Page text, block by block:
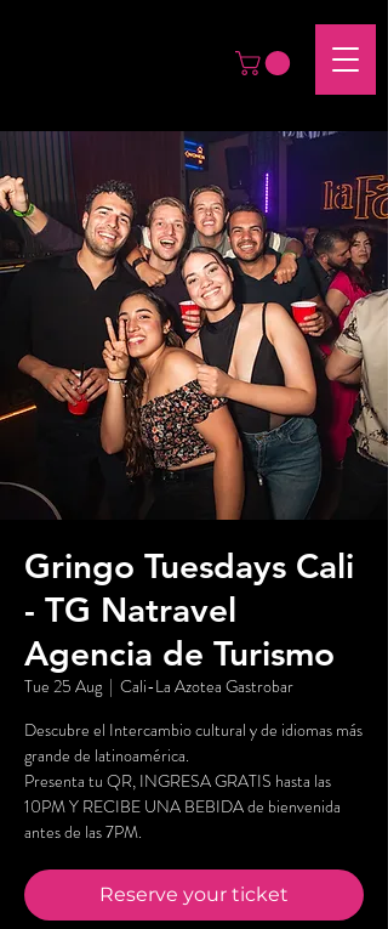
Gringo Tuesdays Cali
- TG Natravel
Agencia de Turismo
Tue 25 Aug
  |
Cali-La Azotea Gastrobar
Descubre el Intercambio cultural y de idiomas más
grande de latinoamérica.
Presenta tu QR, INGRESA GRATIS hasta las
10PM Y RECIBE UNA BEBIDA de bienvenida
antes de las 7PM.
Reserve your ticket